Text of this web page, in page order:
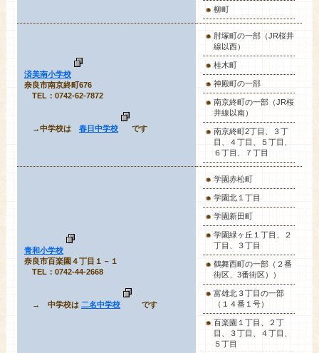
柳町
済美南小学校
奈良市南京終町676
TEL：0742-62-7872
→中学校は 春日中学校 です
肘塚町の一部（JR桜井
線以西）
桂木町
神殿町の一部
南京終町の一部（JR桜
井線以南）
南京終町2丁目、３丁
目、４丁目、５丁目、
６丁目、７丁目
青和小学校
奈良市百楽園４丁目１－１
TEL：0742-44-2668
→ 中学校は 二名中学校 です
学園赤松町
学園北１丁目
学園新田町
学園緑ヶ丘１丁目、２
丁目、３丁目
鶴舞西町の一部（２番
街区、3番街区））
富雄北３丁目の一部
（１４番１号）
百楽園１丁目、２丁
目、３丁目、４丁目、
５丁目